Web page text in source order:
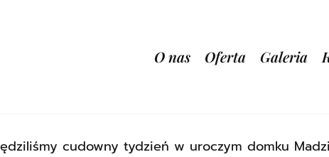
O nas Oferta Galeria
cudowny tydzień w uroczym domku